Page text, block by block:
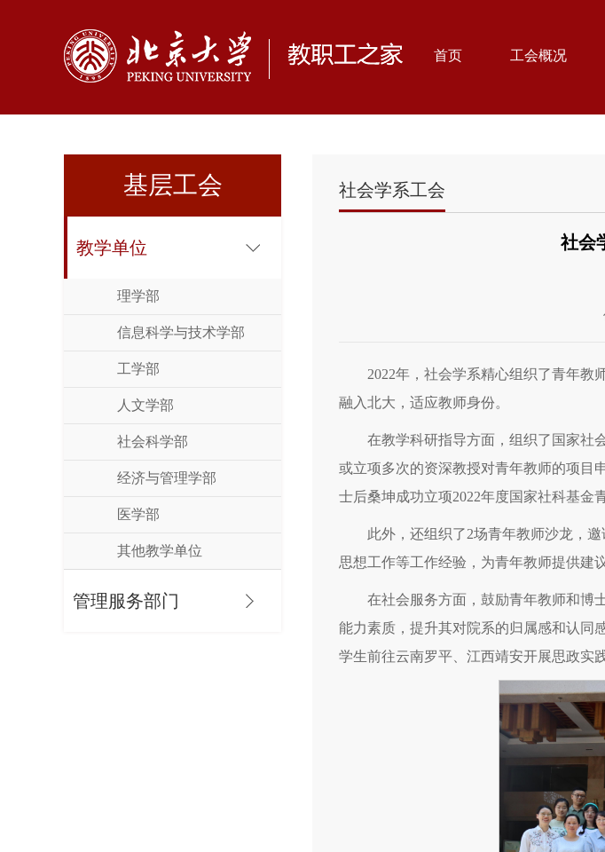
首页 工会概况
基层工会
教学单位
理学部
信息科学与技术学部
工学部
人文学部
社会科学部
经济与管理学部
医学部
其他教学单位
管理服务部门
社会学系工会
社会
2022年，社会学系精心组织了青年教
融入北大，适应教师身份。
在教学科研指导方面，组织了国家社
或立项多次的资深教授对青年教师的项目
士后桑坤成功立项2022年度国家社科基金
此外，还组织了2场青年教师沙龙，
思想工作等工作经验，为青年教师提供建议
在社会服务方面，鼓励青年教师和博
能力素质，提升其对院系的归属感和认同
学生前往云南罗平、江西靖安开展思政实